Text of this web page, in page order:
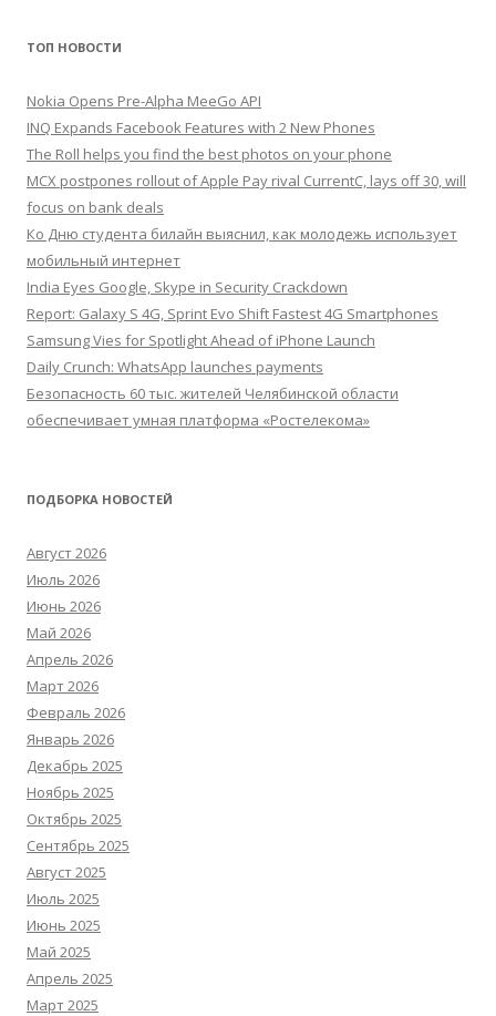
ТОП НОВОСТИ
Nokia Opens Pre-Alpha MeeGo API
INQ Expands Facebook Features with 2 New Phones
The Roll helps you find the best photos on your phone
MCX postpones rollout of Apple Pay rival CurrentC, lays off 30, will
focus on bank deals
Ко Дню студента билайн выяснил, как молодежь использует
мобильный интернет
India Eyes Google, Skype in Security Crackdown
Report: Galaxy S 4G, Sprint Evo Shift Fastest 4G Smartphones
Samsung Vies for Spotlight Ahead of iPhone Launch
Daily Crunch: WhatsApp launches payments
Безопасность 60 тыс. жителей Челябинской области
обеспечивает умная платформа «Ростелекома»
ПОДБОРКА НОВОСТЕЙ
Август 2026
Июль 2026
Июнь 2026
Май 2026
Апрель 2026
Март 2026
Февраль 2026
Январь 2026
Декабрь 2025
Ноябрь 2025
Октябрь 2025
Сентябрь 2025
Август 2025
Июль 2025
Июнь 2025
Май 2025
Апрель 2025
Март 2025